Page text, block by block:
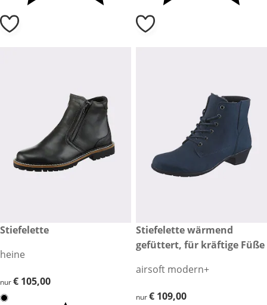
€ 105,00
Stiefelette
heine
€ 105,00
nur€ 105,00
€ 109,00
Stiefelette wärmend
gefüttert, für kräftige Füße
airsoft modern+
€ 109,00
nur€ 109,00